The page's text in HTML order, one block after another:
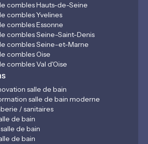
combles Hauts-de-Seine
combles Yvelines
combles Essonne
combles Seine-Saint-Denis
combles Seine-et-Marne
combles Oise
combles Val d'Oise
salle de bain
salle de bain moderne
/ sanitaires
de bain
de bain
de bain